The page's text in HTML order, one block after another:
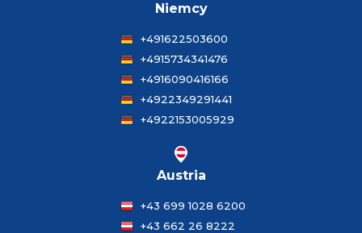
Niemcy
+491622503600
+4915734341476
+4916090416166
+4922349291441
+4922153005929
Austria
+43 699 1028 6200
+43 662 26 8222